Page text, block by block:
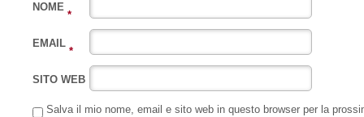
NOME
*
EMAIL
*
SITO WEB
Salva il mio nome, email e sito web in questo browser per la